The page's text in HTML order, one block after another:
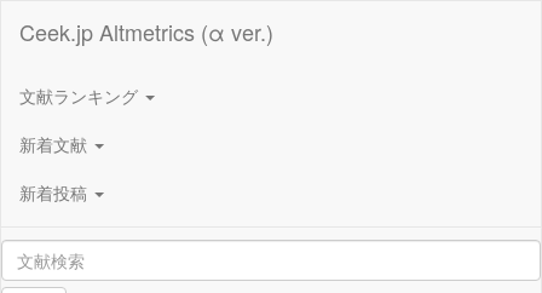
Ceek.jp Altmetrics (α ver.)
文献ランキング
新着文献
新着投稿